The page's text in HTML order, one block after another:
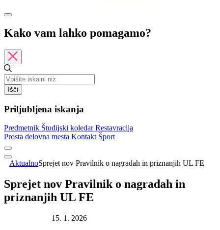
Kako vam lahko pomagamo?
Išči
Priljubljena iskanja
Predmetnik Študijski koledarRestavracija
Prosta delovna mesta Kontakt Šport
AktualnoSprejet nov Pravilnik o nagradah in priznanjih UL FE
Sprejet nov Pravilnik o nagradah in
priznanjih UL FE
15. 1. 2026